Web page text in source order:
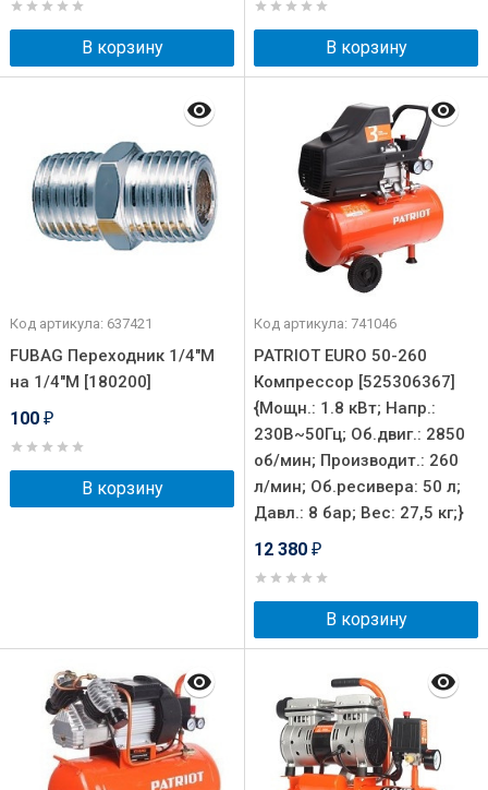
В корзину В корзину
Код артикула: 637421
FUBAG Переходник 1/4"M
на 1/4"М [180200]
100 ₽
В корзину
Код артикула: 741046
PATRIOT EURO 50-260
Компрессор [525306367]
{Мощн.: 1.8 кВт; Напр.:
230В~50Гц; Об.двиг.: 2850
об/мин; Производит.: 260
л/мин; Об.ресивера: 50 л;
Давл.: 8 бар; Вес: 27,5 кг;}
12 380 ₽
В корзину